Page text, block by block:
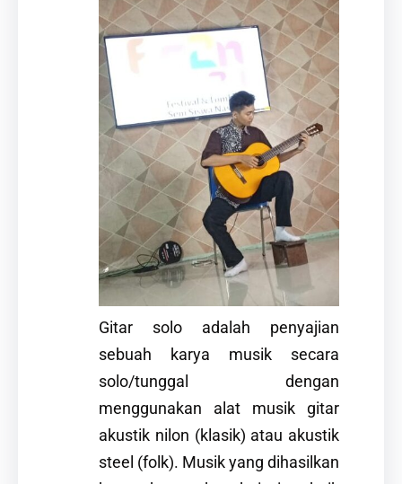
Gitar solo adalah penyajian
sebuah karya musik secara
solo/tunggal dengan
menggunakan alat musik gitar
akustik nilon (klasik) atau akustik
steel (folk). Musik yang dihasilkan